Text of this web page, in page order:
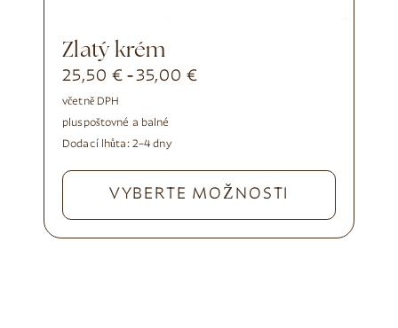
Zlatý krém
25,50 € -35,00€
včetně DPH
pluspoštovné a balné
Dodací lhůta: 2–4 dny
VYBERTE MOŽNOSTI